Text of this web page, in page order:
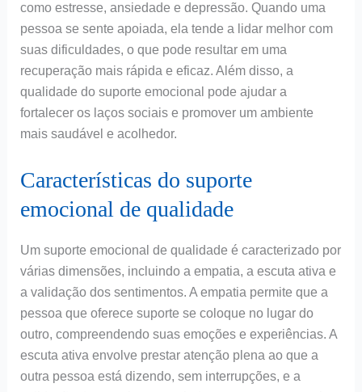
como estresse, ansiedade e depressão. Quando uma
pessoa se sente apoiada, ela tende a lidar melhor com
suas dificuldades, o que pode resultar em uma
recuperação mais rápida e eficaz. Além disso, a
qualidade do suporte emocional pode ajudar a
fortalecer os laços sociais e promover um ambiente
mais saudável e acolhedor.
Características do suporte
emocional de qualidade
Um suporte emocional de qualidade é caracterizado por
várias dimensões, incluindo a empatia, a escuta ativa e
a validação dos sentimentos. A empatia permite que a
pessoa que oferece suporte se coloque no lugar do
outro, compreendendo suas emoções e experiências. A
escuta ativa envolve prestar atenção plena ao que a
outra pessoa está dizendo, sem interrupções, e a